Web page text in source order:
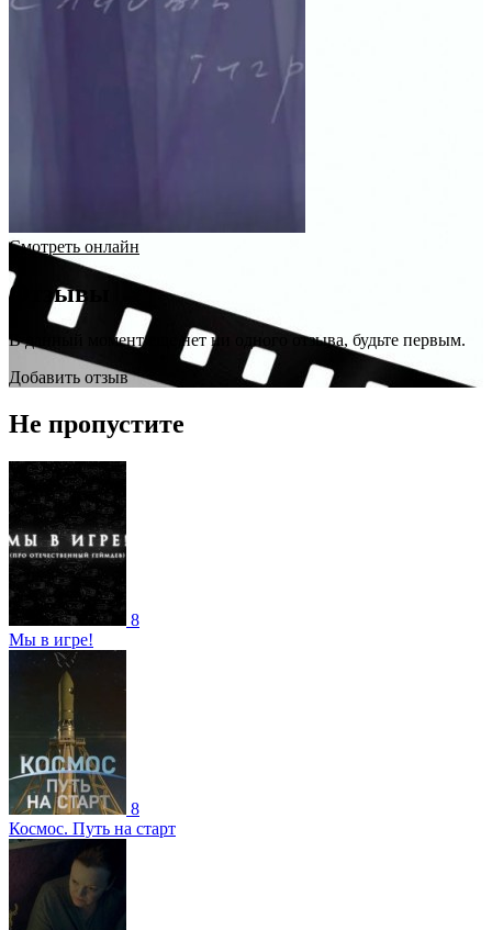
Смотреть онлайн
Отзывы
В данный момент еще нет ни одного отзыва, будьте первым.
Добавить отзыв
Не пропустите
8
Мы в игре!
8
Космос. Путь на старт